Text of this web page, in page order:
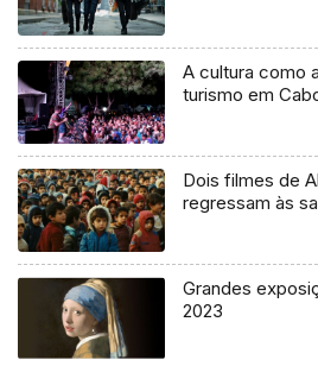
A cultura como
turismo em
Dois filmes de
regressam às
Grandes
2023